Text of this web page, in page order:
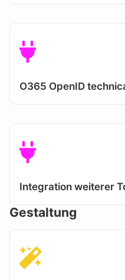
O365 OpenID
Integration weiterer
Gestaltung